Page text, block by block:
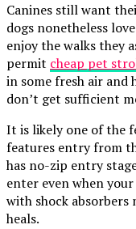
Canines still want
dogs nonetheless
enjoy the walks they
permit cheap pet
in some fresh air
don’t get sufficient
It is likely one of the
features entry from
has no-zip entry
enter even when
with shock absorbers
heals.